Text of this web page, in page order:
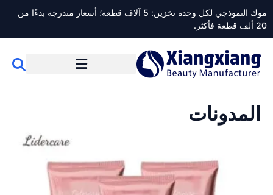
موك النموذجي لكل وحدة تخزين: 5 آلاف قطعة؛ أسعار متدرجة بدءًا من
20 ألف قطعة فأكثر.
المدونات